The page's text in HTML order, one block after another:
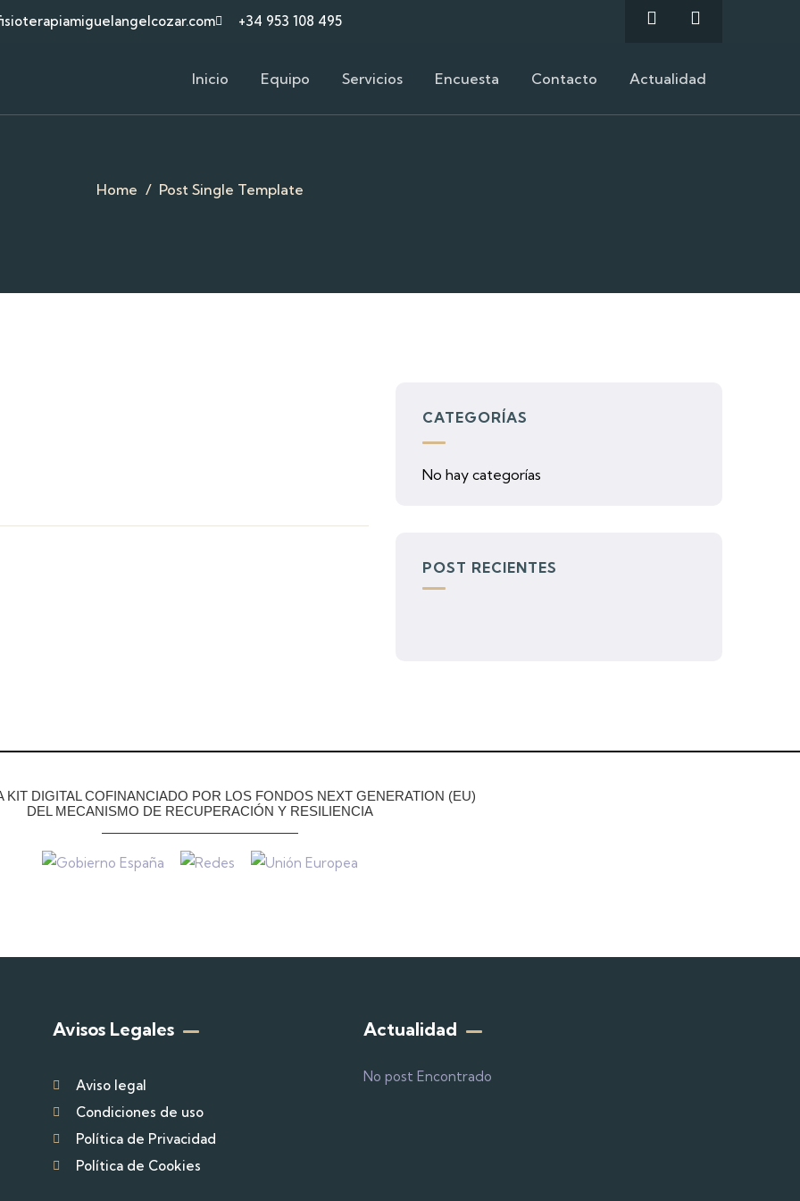
+34 953 108 495
Inicio Equipo Servicios Encuesta Contacto Actualidad
Home Post Single Template
CATEGORÍAS
No hay categorías
POST RECIENTES
KIT DIGITAL COFINANCIADO POR LOS FONDOS NEXT GENERATION (EU)
DEL MECANISMO DE RECUPERACIÓN Y RESILIENCIA
Avisos Legales
Aviso legal
Condiciones de uso
Política de Privacidad
Política de Cookies
Actualidad
No post Encontrado